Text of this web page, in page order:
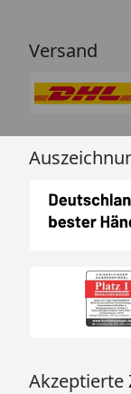
Versand
Akzeptierte